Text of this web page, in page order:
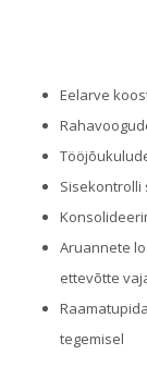
Eelarve
Sisekontrolli
Aruannete
ettevõtte
tegemisel